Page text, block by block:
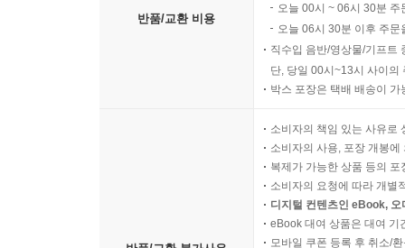
반품/교환 비용
오늘 00시 ~ 06시 30분
오늘 06시 30분 이후 주
직수입 음반/영상물/기프트
단, 당일 00시~13시 사이의
박스 포장은 택배 배송이
소비자의 책임 있는 사유로
소비자의 사용, 포장 개봉
복제가 가능한 상품 등의
소비자의 요청에 따라 개별
디지털 컨텐츠인 eBook,
eBook 대여 상품은 대여 기
모바일 쿠폰 등록 후 취소/